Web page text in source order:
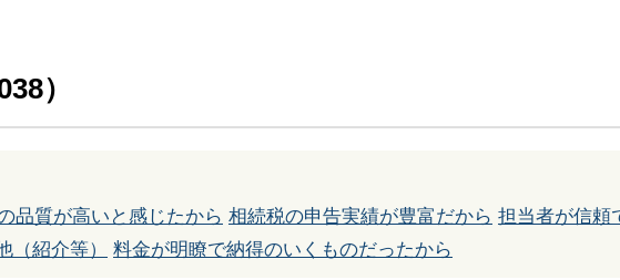
）
品質が高いと感じたから 相続税の申告実績が豊富だから 担当者が信頼
（紹介等）
料金が明瞭で納得のいくものだったから